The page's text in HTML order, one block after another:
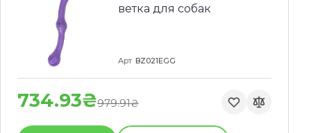
ветка для собак
Арт BZ021EGG
734.93₴979.91₴